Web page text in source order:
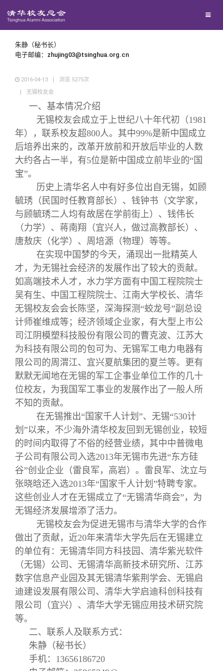
捐赠项目
捐赠新闻
捐赠纪事
捐赠方法
义工计划
媒体平台
《清华校友通讯》
《水木清华》
我要订阅
新媒体平台
百年清华
清华人物
清华故事
青春风采
校友文苑
校友讲坛
校友视界
校友服务
终身学习
信息化服务
三创大赛
实用信息
校友总会
总会简介
会长致辞
总会章程
理事会名单
制度法规
联系我们
关闭
朱静（秘书长）
电子邮编：zhujing03@tsinghua.org.cn
2016-04-13 | 浏览 5275次
|
无锡校友会
一、基本情况介绍
无锡校友会成立于上世纪八十年代初（1981
年），联系校友超800人。其中99%是新中国成立
后培养出来的，改革开放前和开放后毕业的人数
大约各占一半，有5位是新中国成立前毕业的“国
宝”。
历史上清华名人中有好多位出自无锡，如顾
毓琇（民国时任教育部长）、钱钟书（文学家，
与顾毓琇二人均有故居在学前街上）、钱伟长
（力学）、蒋南翔（宜兴人，做过高教部长）、
唐敖庆（化学）、周培源（物理）等等。
在实现中国梦的今天，涌现出一批精英人
才，为无锡社会经济的发展作出了较大的贡献。
如高端技术人才，水力学方面有中国工程院院士
吴有生、中国工程院院士、江南大学校长、清华
无锡校友会会长陈坚，深海探测“蛟龙号”副总设
计师崔维成等；经济领域企业家，有大型上市公
司江阴模塑科技股份有限公司的曹克波、江苏大
为科技有限公司的包可为、无锡军工电力电器有
限公司的周渭江、宜兴夏航集团的夏兰等。更有
默默无闻地在无锡的军工企事业单位工作的几十
位校友，为我国军工事业的发展作出了一般人所
不知的贡献。
在无锡推出“国家千人计划”、无锡“530计
划”以来，不少海外清华校友回到无锡创业，较短
的时间内取得了不俗的经营业绩，其中中普微电
子公司有限公司入选2013年无锡市先进“东方硅
谷”创业企业（雷良军，高岩）。雷良军、沈立与
张晓晗还入选2013年“国家千人计划”特聘专家。
这些创业人才在无锡成立了“无锡清华商会”，为
无锡经济发展增添了活力。
无锡校友会为促进无锡市与清华大学的合作
做出了贡献，近20年来清华大学先后在无锡建立
的单位有：无锡清华同方科技园、清华紫光软件
（无锡）公司、无锡清华高新技术研究所、江苏
数字信息产业园及其无锡清华紫荆学会、无锡启
迪建设发展有限公司、清华大学启迪科创科技有
限公司（宜兴）、清华大学无锡应用技术研究院
等。
二、联系人及联系方式：
朱静（秘书长）
手机：13656186720